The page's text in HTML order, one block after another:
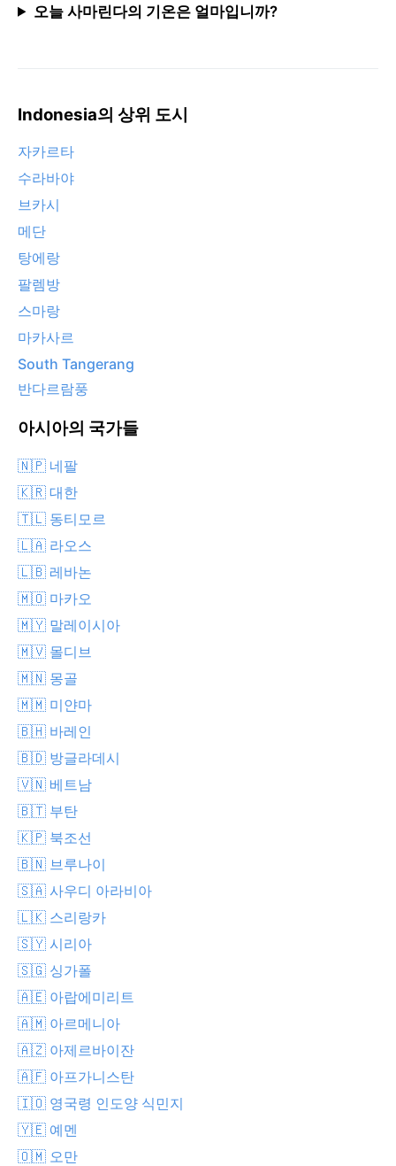
오늘 사마린다의 기온은 얼마입니까?
Indonesia의 상위 도시
자카르타
수라바야
브카시
메단
탕에랑
팔렘방
스마랑
마카사르
South Tangerang
반다르람풍
아시아의 국가들
🇳🇵 네팔
🇰🇷 대한
🇹🇱 동티모르
🇱🇦 라오스
🇱🇧 레바논
🇲🇴 마카오
🇲🇾 말레이시아
🇲🇻 몰디브
🇲🇳 몽골
🇲🇲 미얀마
🇧🇭 바레인
🇧🇩 방글라데시
🇻🇳 베트남
🇧🇹 부탄
🇰🇵 북조선
🇧🇳 브루나이
🇸🇦 사우디 아라비아
🇱🇰 스리랑카
🇸🇾 시리아
🇸🇬 싱가폴
🇦🇪 아랍에미리트
🇦🇲 아르메니아
🇦🇿 아제르바이잔
🇦🇫 아프가니스탄
🇮🇴 영국령 인도양 식민지
🇾🇪 예멘
🇴🇲 오만